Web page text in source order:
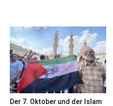
Der 7. Oktober und der Islam